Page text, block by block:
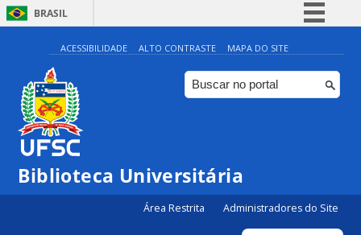
BRASIL
Simplifique!
Comunica BR
Participe
Canais
ACESSIBILIDADE ALTO CONTRASTE MAPA DO SITE
Biblioteca Universitária
Área Restrita Administradores do Site